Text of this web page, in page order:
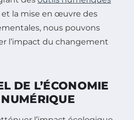
la mise en œuvre des
nous pouvons
l’impact du changement
DE L’ÉCONOMIE